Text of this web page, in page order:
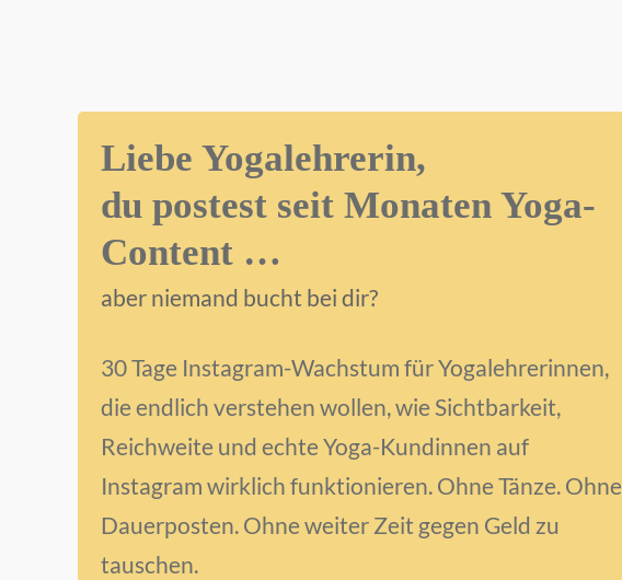
Liebe Yogalehrerin,
du postest seit Monaten Yoga-
Content …
aber niemand bucht bei dir?
30 Tage Instagram-Wachstum für Yogalehrerinnen,
die endlich verstehen wollen, wie Sichtbarkeit,
Reichweite und echte Yoga-Kundinnen auf
Instagram wirklich funktionieren. Ohne Tänze. Ohne
Dauerposten. Ohne weiter Zeit gegen Geld zu
tauschen.